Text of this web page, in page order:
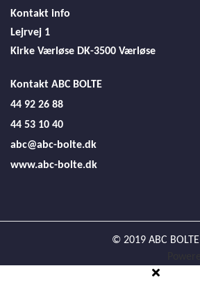
Kontakt info
Lejrvej 1
Kirke Værløse DK-3500 Værløse
Kontakt ABC BOLTE
44 92 26 88
44 53 10 40
abc@abc-bolte.dk
www.abc-bolte.dk
© 2019 ABC BOLTE